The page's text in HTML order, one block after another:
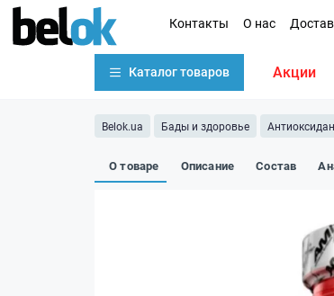
Контакты О нас
Каталог товаров Акции
Belok.ua Бады и здоровье
О товаре Описание Состав